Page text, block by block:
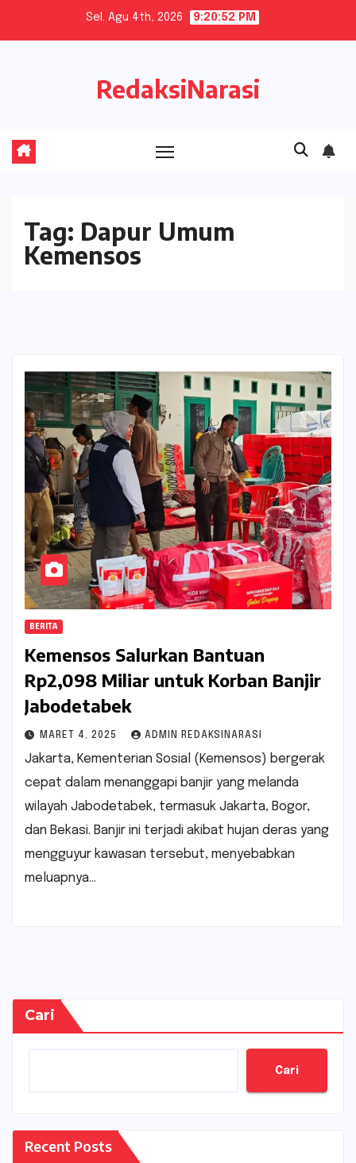
Sel. Agu 4th, 2026 9:20:52 PM
RedaksiNarasi
Tag: Dapur Umum
Kemensos
BERITA
Kemensos Salurkan Bantuan
Rp2,098 Miliar untuk Korban Banjir
Jabodetabek
MARET 4, 2025 ADMIN REDAKSINARASI
Jakarta, Kementerian Sosial (Kemensos) bergerak
cepat dalam menanggapi banjir yang melanda
wilayah Jabodetabek, termasuk Jakarta, Bogor,
dan Bekasi. Banjir ini terjadi akibat hujan deras yang
mengguyur kawasan tersebut, menyebabkan
meluapnya…
Cari
Cari
Recent Posts